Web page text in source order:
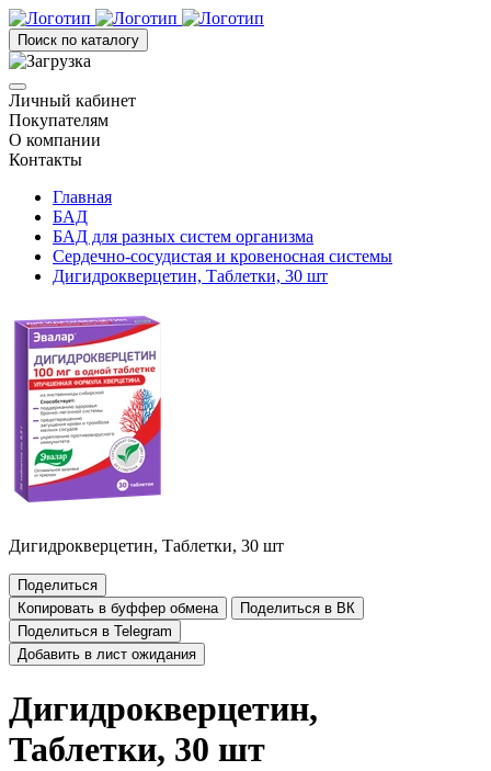
Поиск по каталогу
Личный кабинет
Покупателям
О компании
Контакты
Главная
БАД
БАД для разных систем организма
Сердечно-сосудистая и кровеносная системы
Дигидрокверцетин, Таблетки, 30 шт
Дигидрокверцетин, Таблетки, 30 шт
Поделиться
Копировать в буффер обмена
Поделиться в ВК
Поделиться в Telegram
Добавить в лист ожидания
Дигидрокверцетин,
Таблетки, 30 шт